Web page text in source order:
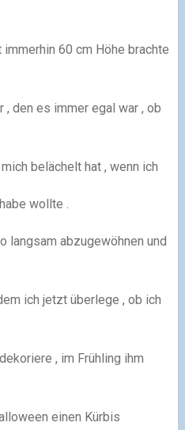
60 cm Höhe brachte
, den es immer egal war , ob
belächelt hat , wenn ich
wollte .
langsam abzugewöhnen und
ich jetzt überlege , ob ich
, im Frühling ihm
einen Kürbis